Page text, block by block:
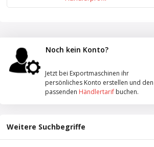
Noch kein Konto?
Jetzt bei Exportmaschinen ihr
persönliches Konto erstellen und den
passenden Händlertarif buchen.
Weitere Suchbegriffe